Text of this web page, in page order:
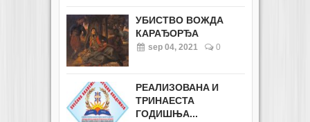
УБИСТВО ВОЖДА
КАРАЂОРЂА
sep 04, 2021 0
РЕАЛИЗОВАНA И
ТРИНАЕСТА
ГОДИШЊА...